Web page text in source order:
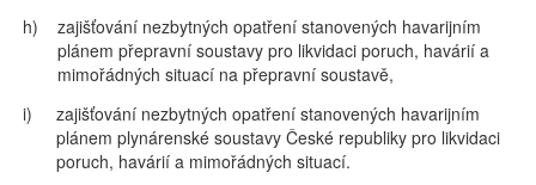
h)
zajišťování nezbytných opatření stanovených havarijním
plánem přepravní soustavy pro likvidaci poruch, havárií a
mimořádných situací na přepravní soustavě,
i)
zajišťování nezbytných opatření stanovených havarijním
plánem plynárenské soustavy České republiky pro likvidaci
poruch, havárií a mimořádných situací.